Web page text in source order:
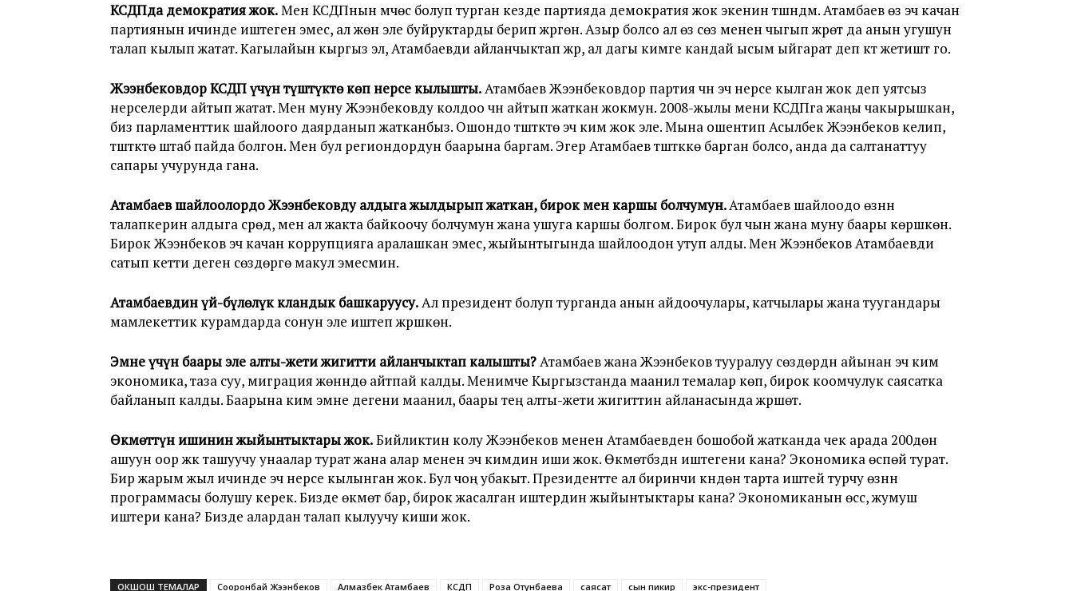
КСДПда демократия жок.Мен КСДПнын мүчөсү болуп турган кезде партияда демократия жок экенин түшүндүм. Атамбаев өзү эч качан
партиянын ичинде иштеген эмес, ал жөн эле буйруктарды берип жүргөн. Азыр болсо ал өз сөзү менен чыгып жүрөт да анын угушун
талап кылып жатат. Кагылайын кыргыз эл, Атамбаевди айланчыктап жүрүү, ал дагы кимге кандай ысым ыйгарат деп күтүү жетиштүү го.
Жээнбековдор КСДП үчүн түштүктө көп нерсе кылышты.Атамбаев Жээнбековдор партия үчүн эч нерсе кылган жок деп уятсыз
нерселерди айтып жатат. Мен муну Жээнбековду колдоо үчүн айтып жаткан жокмун. 2008-жылы мени КСДПга жаңы чакырышкан,
биз парламенттик шайлоого даярданып жатканбыз. Ошондо түштүктө эч ким жок эле. Мына ошентип Асылбек Жээнбеков келип,
түштүктө штаб пайда болгон. Мен бул региондордун баарына баргам. Эгер Атамбаев түштүккө барган болсо, анда да салтанаттуу
сапары учурунда гана.
Атамбаев шайлоолордо Жээнбековду алдыга жылдырып жаткан, бирок мен каршы болчумун.Атамбаев шайлоодо өзүнүн
талапкерин алдыга сүрөдү, мен ал жакта байкоочу болчумун жана ушуга каршы болгом. Бирок бул чын жана муну баары көрүшкөн.
Бирок Жээнбеков эч качан коррупцияга аралашкан эмес, жыйынтыгында шайлоодон утуп алды. Мен Жээнбеков Атамбаевди
сатып кетти деген сөздөргө макул эмесмин.
Атамбаевдин үй-бүлөлүк кландык башкаруусу.Ал президент болуп турганда анын айдоочулары, катчылары жана туугандары
мамлекеттик курамдарда сонун эле иштеп жүрүшкөн.
Эмне үчүн баары эле алты-жети жигитти айланчыктап калышты?Атамбаев жана Жээнбеков тууралуу сөздөрдүн айынан эч ким
экономика, таза суу, миграция жөнүндө айтпай калды. Менимче Кыргызстанда маанилүү темалар көп, бирок коомчулук саясатка
байланып калды. Баарына ким эмне дегени маанилүү, баары тең алты-жети жигиттин айланасында жүрүшөт.
Өкмөттүн ишинин жыйынтыктары жок.Бийликтин колу Жээнбеков менен Атамбаевден бошобой жатканда чек арада 200дөн
ашуун оор жүк ташуучу унаалар турат жана алар менен эч кимдин иши жок. Өкмөтүбүздүн иштегени кана? Экономика өспөй турат.
Бир жарым жыл ичинде эч нерсе кылынган жок. Бул чоң убакыт. Президентте ал биринчи күндөн тарта иштей турчу өзүнүн
программасы болушу керек. Бизде өкмөт бар, бирок жасалган иштердин жыйынтыктары кана? Экономиканын өсүүсү, жумуш
иштери кана? Бизде алардан талап кылуучу киши жок.
ОКШОШ ТЕМАЛАР Cооронбай Жээнбеков Алмазбек Атамбаев КСДП Роза Отунбаева саясат сын пикир экс-президент